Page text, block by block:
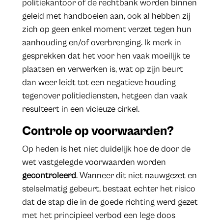
politiekantoor of de rechtbank worden binnen
geleid met handboeien aan, ook al hebben zij
zich op geen enkel moment verzet tegen hun
aanhouding en/of overbrenging. Ik merk in
gesprekken dat het voor hen vaak moeilijk te
plaatsen en verwerken is, wat op zijn beurt
dan weer leidt tot een negatieve houding
tegenover politiediensten, hetgeen dan vaak
resulteert in een vicieuze cirkel.
Controle op voorwaarden?
Op heden is het niet duidelijk hoe de door de
wet vastgelegde voorwaarden worden
gecontroleerd. Wanneer dit niet nauwgezet en
stelselmatig gebeurt, bestaat echter het risico
dat de stap die in de goede richting werd gezet
met het principieel verbod een lege doos